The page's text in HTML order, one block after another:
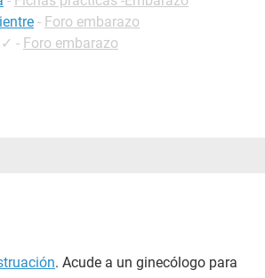
- Foro embarazo
✓ - Foro embarazo
. Acude a un ginecólogo para